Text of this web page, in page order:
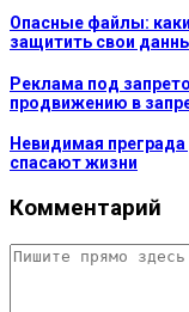
Опасные файлы:
защитить свои
Реклама под
продвижению в
Невидимая
спасают жизни
Комментарий